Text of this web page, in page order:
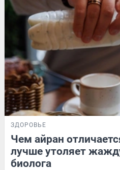
ЗДОРОВЬЕ
Чем айран
лучше утоляет
биолога